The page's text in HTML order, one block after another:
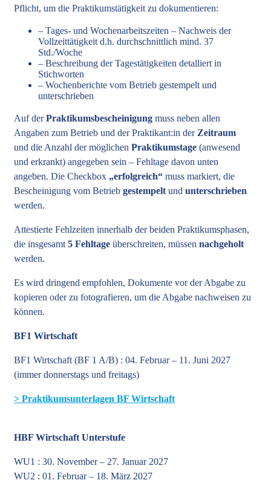
Pflicht, um die Praktikumstätigkeit zu dokumentieren:
– Tages- und Wochenarbeitszeiten – Nachweis der
Vollzeittätigkeit d.h. durchschnittlich mind. 37
Std./Woche
– Beschreibung der Tagestätigkeiten detalliert in
Stichworten
– Wochenberichte vom Betrieb gestempelt und
unterschrieben
Auf derPraktikumsbescheinigung muss neben allen
Angaben zum Betrieb und der Praktikant:in der Zeitraum
und die Anzahl der möglichen Praktikumstage (anwesend
und erkrankt) angegeben sein – Fehltage davon unten
angeben. Die Checkbox „erfolgreich“ muss markiert, die
Bescheinigung vom Betrieb gestempelt und unterschrieben
werden.
Attestierte Fehlzeiten innerhalb der beiden Praktikumsphasen,
die insgesamt 5 Fehltage überschreiten, müssen nachgeholt
werden.
Es wird dringend empfohlen, Dokumente vor der Abgabe zu
kopieren oder zu fotografieren, um die Abgabe nachweisen zu
können.
BF1 Wirtschaft
BF1 Wirtschaft (BF 1 A/B) : 04. Februar – 11. Juni 2027
(immer donnerstags und freitags)
> Praktikumsunterlagen BF Wirtschaft
HBF Wirtschaft Unterstufe
WU1 : 30. November – 27. Januar 2027
WU2 : 01. Februar – 18. März 2027